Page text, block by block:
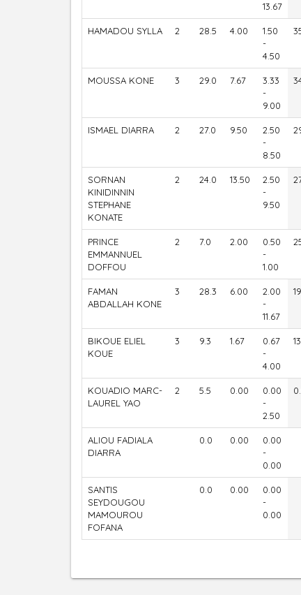
13.67
HAMADOU SYLLA 2 28.5 4.00
1.50
-
4.50
MOUSSA KONE 3 29.0 7.67
3.33
-
9.00
ISMAEL DIARRA 2 27.0 9.50
2.50
-
8.50
SORNAN
KINIDINNIN
STEPHANE
KONATE
2 24.0 13.50
2.50
-
9.50
PRINCE
EMMANNUEL
DOFFOU
2 7.0 2.00
0.50
-
1.00
FAMAN
ABDALLAH KONE
3 28.3 6.00
2.00
-
11.67
BIKOUE ELIEL
KOUE
3 9.3 1.67
0.67
-
4.00
KOUADIO MARC-
LAUREL YAO
2 5.5 0.00
0.00
-
2.50
ALIOU FADIALA
DIARRA
0.0 0.00
0.00
-
0.00
SANTIS
SEYDOUGOU
MAMOUROU
FOFANA
0.0 0.00
0.00
-
0.00